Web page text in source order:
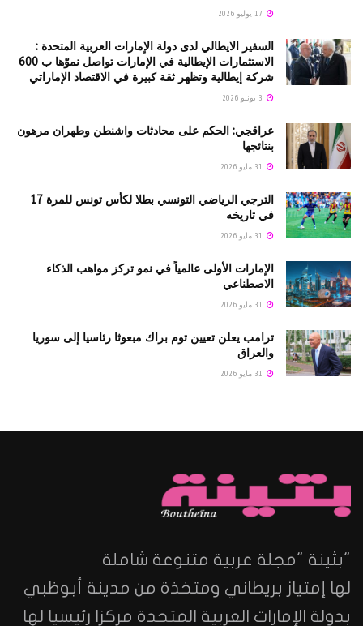
السفير الايطالي لدى دولة الإمارات العربية المتحدة :
الاستثمارات الإيطالية في الإمارات تواصل نموّها ب 600
شركة إيطالية وتظهر ثقة كبيرة في الاقتصاد الإماراتي
عراقجي: الحكم على محادثات واشنطن وطهران مرهون
بنتائجها
الترجي الرياضي التونسي بطلا لكأس تونس للمرة 17
في تاريخه
الإمارات الأولى عالمياً في نمو تركز مواهب الذكاء
الاصطناعي
ترامب يعلن تعيين توم براك مبعوثا رئاسيا إلى سوريا
والعراق
"بثينة "مجلة عربية متنوعة شاملة
لها إمتياز بريطاني ومتخذة من مدينة أبوظبي
بدولة الإمارات العربية المتحدة مركزا رئيسيا لها